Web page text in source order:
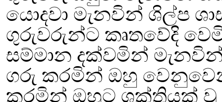
යොදවා මැනවින් ශිල්ප
ගුරුවරුන්ට කෘතවේදි
සම්මාන දක්වමින් මැනවින්
ගරු කරමින් ඔහු
කරමින් ඔහුට ශක්තියක් වූ